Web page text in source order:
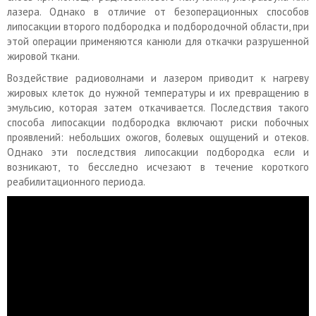
лазера. Однако в отличие от безоперационных способов
липосакции второго подбородка и подбородочной области, при
этой операции применяются канюли для откачки разрушенной
жировой ткани.
Воздействие радиоволнами и лазером приводит к нагреву
жировых клеток до нужной температуры и их превращению в
эмульсию, которая затем откачивается. Последствия такого
способа липосакции подбородка включают риски побочных
проявлений: небольших ожогов, болевых ощущений и отеков.
Однако эти последствия липосакции подбородка если и
возникают, то бесследно исчезают в течение короткого
реабилитационного периода.